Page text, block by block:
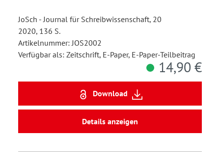
JoSch - Journal für Schreibwissenschaft, 20
2020, 136 S.
Artikelnummer: JOS2002
Verfügbar als: Zeitschrift, E-Paper, E-Paper-Teilbeitrag
14,90 €
Download
Details anzeigen